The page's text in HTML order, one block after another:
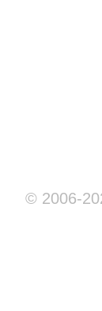
© 2006-